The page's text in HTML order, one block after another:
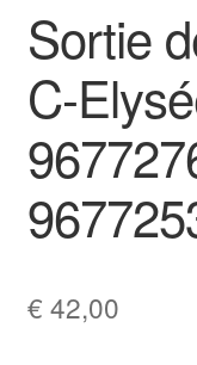
Sortie
C-
€ 42,00